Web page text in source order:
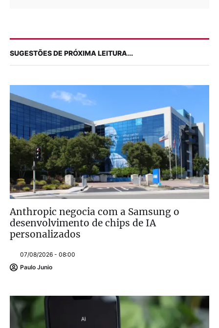
SUGESTÕES DE PRÓXIMA LEITURA...
Anthropic negocia com a Samsung o
desenvolvimento de chips de IA
personalizados
07/08/2026 - 08:00
Paulo Junio